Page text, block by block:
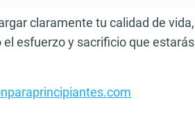
claramente tu calidad de vida,
esfuerzo y sacrificio que estarás